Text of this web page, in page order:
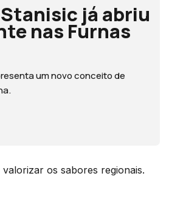
já abriu
nas Furnas
um novo conceito de
os sabores regionais.